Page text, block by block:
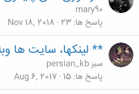
mary90
پاسخ ها 23
Nov 18, 2018
** لینکها، سایت ها
persian_kb سبز
پاسخ ها 15
Aug 6, 2017